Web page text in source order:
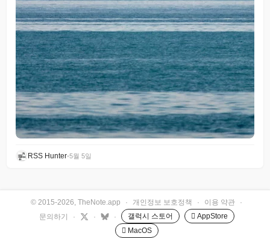
RSS Hunter•5월 5일
© 2015-2026, TheNote.app · 개인정보 보호정책 · 이용 약관
·
문의하기
· · · 갤럭시 스토어
 AppStore
 MacOS